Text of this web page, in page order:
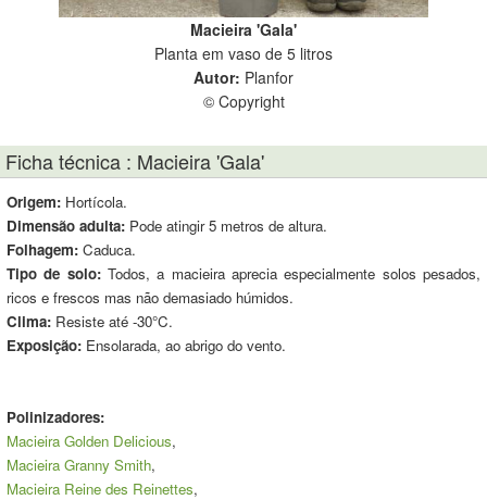
Macieira 'Gala'
Planta em vaso de 5 litros
Autor: Planfor
© Copyright
Ficha técnica : Macieira 'Gala'
Origem: Hortícola.
Dimensão adulta: Pode atingir 5 metros de altura.
Folhagem: Caduca.
Tipo de solo:Todos, a macieira aprecia especialmente solos pesados,
ricos e frescos mas não demasiado húmidos.
Clima: Resiste até -30°C.
Exposição: Ensolarada, ao abrigo do vento.
Polinizadores:
Macieira Golden Delicious,
Macieira Granny Smith,
Macieira Reine des Reinettes,